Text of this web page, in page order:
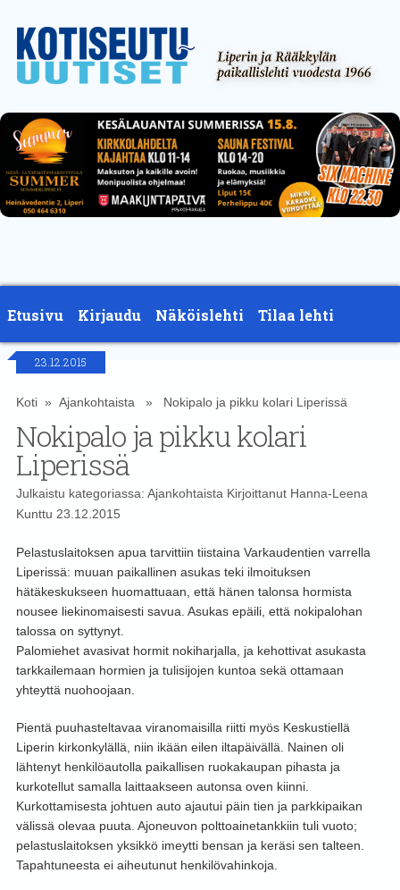
Etusivu Kirjaudu Näköislehti Tilaa lehti
23.12.2015
Koti» Ajankohtaista» Nokipalo ja pikku kolari Liperissä
Nokipalo ja pikku kolari
Liperissä
Julkaistu kategoriassa: AjankohtaistaKirjoittanut Hanna-Leena
Kunttu 23.12.2015
Pelastuslaitoksen apua tarvittiin tiistaina Varkaudentien varrella
Liperissä: muuan paikallinen asukas teki ilmoituksen
hätäkeskukseen huomattuaan, että hänen talonsa hormista
nousee liekinomaisesti savua. Asukas epäili, että nokipalohan
talossa on syttynyt.
Palomiehet avasivat hormit nokiharjalla, ja kehottivat asukasta
tarkkailemaan hormien ja tulisijojen kuntoa sekä ottamaan
yhteyttä nuohoojaan.
Pientä puuhasteltavaa viranomaisilla riitti myös Keskustiellä
Liperin kirkonkylällä, niin ikään eilen iltapäivällä. Nainen oli
lähtenyt henkilöautolla paikallisen ruokakaupan pihasta ja
kurkotellut samalla laittaakseen autonsa oven kiinni.
Kurkottamisesta johtuen auto ajautui päin tien ja parkkipaikan
välissä olevaa puuta. Ajoneuvon polttoainetankkiin tuli vuoto;
pelastuslaitoksen yksikkö imeytti bensan ja keräsi sen talteen.
Tapahtuneesta ei aiheutunut henkilövahinkoja.